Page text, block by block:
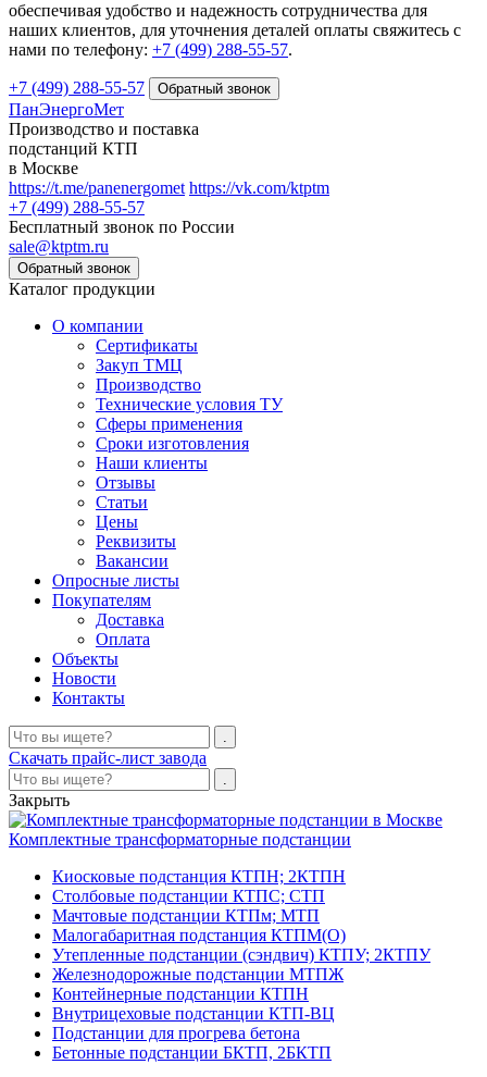
обеспечивая удобство и надежность сотрудничества для
наших клиентов, для уточнения деталей оплаты свяжитесь с
нами по телефону: +7 (499) 288-55-57.
+7 (499) 288-55-57
ПанЭнергоМет
Производство и поставка
подстанций КТП
в Москве
https://t.me/panenergomet https://vk.com/ktptm
+7 (499) 288-55-57
Бесплатный звонок по России
sale@ktptm.ru
Каталог продукции
О компании
Сертификаты
Закуп ТМЦ
Производство
Технические условия ТУ
Сферы применения
Сроки изготовления
Наши клиенты
Отзывы
Статьи
Цены
Реквизиты
Вакансии
Опросные листы
Покупателям
Доставка
Оплата
Объекты
Новости
Контакты
Скачать прайс-лист завода
Закрыть
Комплектные трансформаторные подстанции
Киосковые подстанция КТПН; 2КТПН
Столбовые подстанции КТПС; СТП
Мачтовые подстанции КТПм; МТП
Малогабаритная подстанция КТПМ(О)
Утепленные подстанции (сэндвич) КТПУ; 2КТПУ
Железнодорожные подстанции МТПЖ
Контейнерные подстанции КТПН
Внутрицеховые подстанции КТП-ВЦ
Подстанции для прогрева бетона
Бетонные подстанции БКТП, 2БКТП